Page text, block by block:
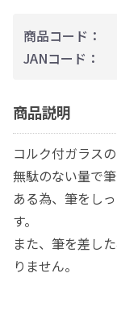
商品コード：
JANコード：
商品説明
コルク付ガラス
無駄のない量で
ある為、筆をし
す。
また、筆を差し
りません。